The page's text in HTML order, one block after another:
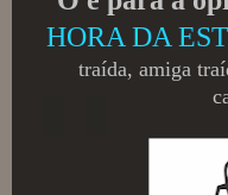
HORA DA
traída, amiga